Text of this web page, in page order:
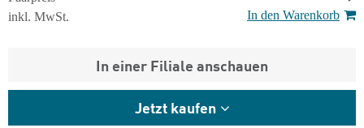
inkl. MwSt.
In den Warenkorb
In einer Filiale anschauen
Jetzt kaufen